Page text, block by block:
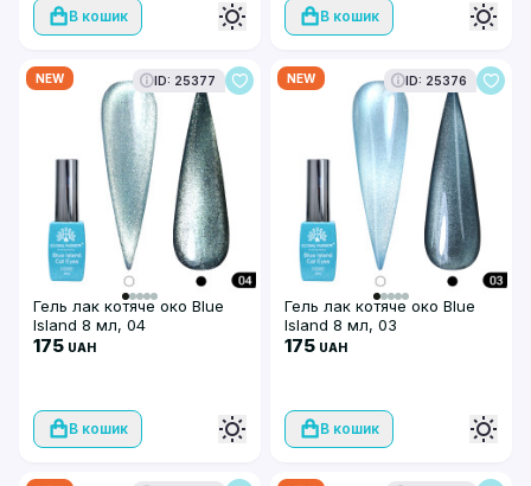
В кошик В кошик
NEW ID: 25377
Гель лак котяче око Blue
Island 8 мл, 04
175 UAH
В кошик
NEW ID: 25376
Гель лак котяче око Blue
Island 8 мл, 03
175 UAH
В кошик